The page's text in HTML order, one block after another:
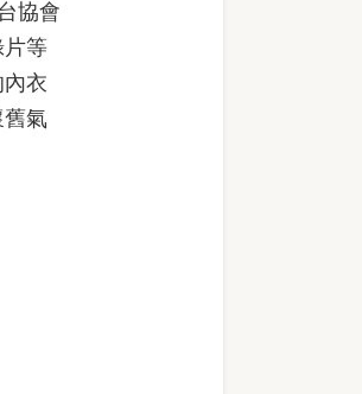
協會
等
衣
氣